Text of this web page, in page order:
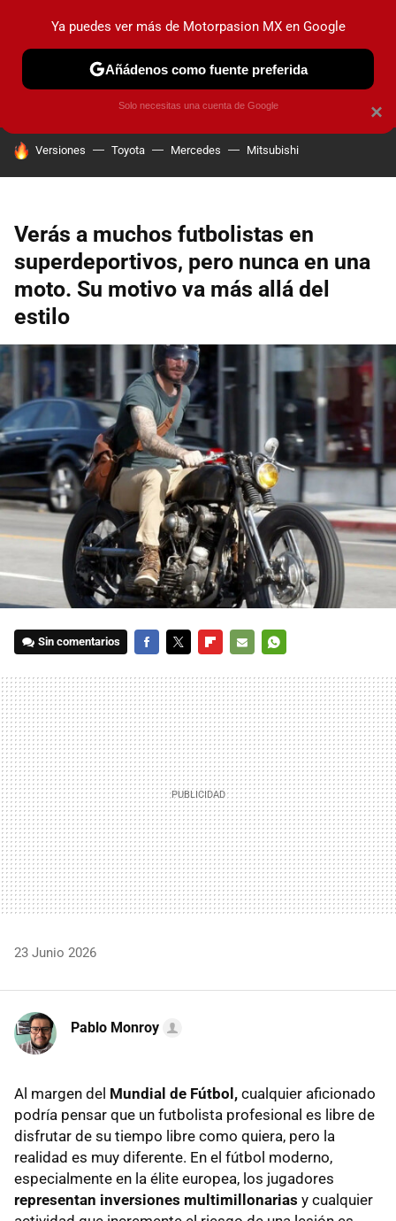
PRUEBAS INDUSTRIA HOY NO CIRCULA
HOY SE HABLA DE
Versiones Toyota Mercedes Mitsubishi
Verás a muchos futbolistas en
superdeportivos, pero nunca en una
moto. Su motivo va más allá del
estilo
Sin comentarios
MAIL
23 Junio 2026
Pablo Monroy
Al margen del Mundial de Fútbol, cualquier aficionado
podría pensar que un futbolista profesional es libre de
disfrutar de su tiempo libre como quiera, pero la
realidad es muy diferente. En el fútbol moderno,
especialmente en la élite europea, los jugadores
representan inversiones multimillonarias y cualquier
×
Ya puedes ver más de Motorpasion MX en Google
Añádenos como fuente preferida
Solo necesitas una cuenta de Google